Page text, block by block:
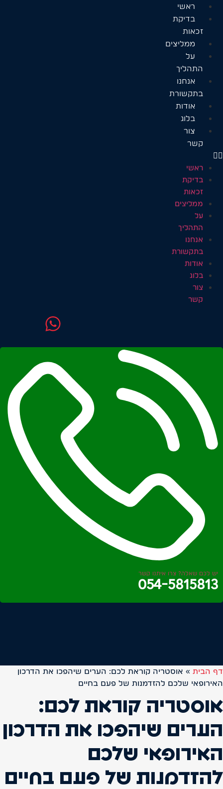
לתוכן
ראשי
בדיקת
זכאות
ממליצים
על
התהליך
אנחנו
בתקשורת
אודות
בלוג
צור
קשר
ראשי
בדיקת
זכאות
ממליצים
על
התהליך
אנחנו
בתקשורת
אודות
בלוג
צור
קשר
יש לכם שאלה? צרו איתנו קשר
054-5815813
דף הבית » אוסטריה קוראת לכם: הערים שיהפכו את הדרכון
האירופאי שלכם להזדמנות של פעם בחיים
אוסטריה קוראת לכם:
הערים שיהפכו את הדרכון
האירופאי שלכם
להזדמנות של פעם בחיים